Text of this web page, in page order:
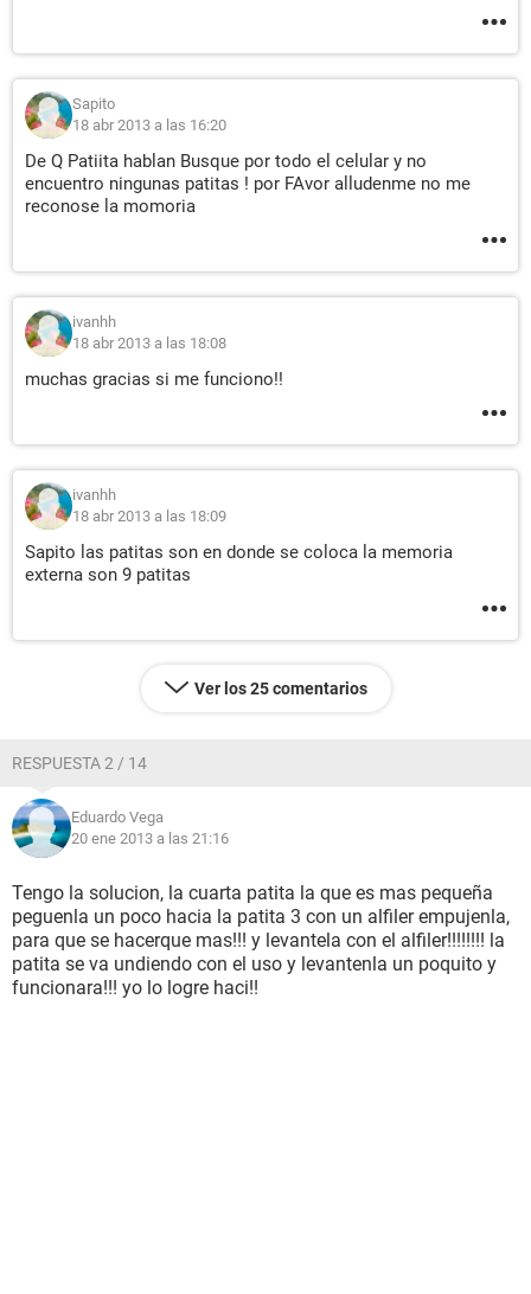
Sapito
18 abr 2013 a las 16:20
De Q Patiita hablan Busque por todo el celular y no
encuentro ningunas patitas ! por FAvor alludenme no me
reconose la momoria
ivanhh
18 abr 2013 a las 18:08
muchas gracias si me funciono!!
ivanhh
18 abr 2013 a las 18:09
Sapito las patitas son en donde se coloca la memoria
externa son 9 patitas
Ver los 25 comentarios
RESPUESTA 2 / 14
Eduardo Vega
20 ene 2013 a las 21:16
Tengo la solucion, la cuarta patita la que es mas pequeña
peguenla un poco hacia la patita 3 con un alfiler empujenla,
para que se hacerque mas!!! y levantela con el alfiler!!!!!!!! la
patita se va undiendo con el uso y levantenla un poquito y
funcionara!!! yo lo logre haci!!